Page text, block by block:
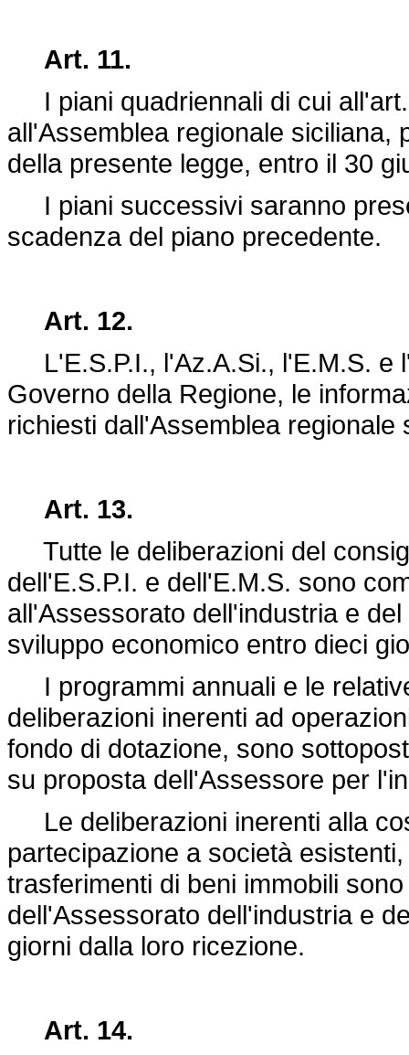
Art. 11.
I piani quadriennali di cui
all'Assemblea regionale siciliana,
della presente legge, entro il 30
I piani successivi saranno
scadenza del piano precedente.
Art. 12.
L'E.S.P.I., l'Az.A.Si., l'E.M.S. e
Governo della Regione, le
richiesti dall'Assemblea regionale
Art. 13.
Tutte le deliberazioni del
dell'E.S.P.I. e dell'E.M.S. sono
all'Assessorato dell'industria e
sviluppo economico entro dieci
I programmi annuali e le
deliberazioni inerenti ad
fondo di dotazione, sono
su proposta dell'Assessore per
Le deliberazioni inerenti alla
partecipazione a società
trasferimenti di beni immobili
dell'Assessorato dell'industria e
giorni dalla loro ricezione.
Art. 14.